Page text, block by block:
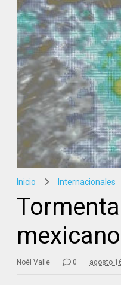
Inicio Internacionales
mexicano
Noél Valle 0 agosto